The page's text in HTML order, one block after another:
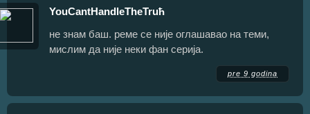
YouCantHandleTheTruћ
не знам баш. реме се није оглашавао на теми,
мислим да није неки фан серија.
pre 9 godina